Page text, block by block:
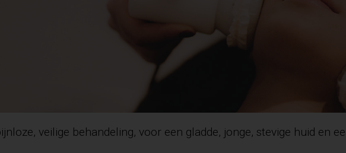
veilige behandeling, voor een gladde, jonge, stevige huid en